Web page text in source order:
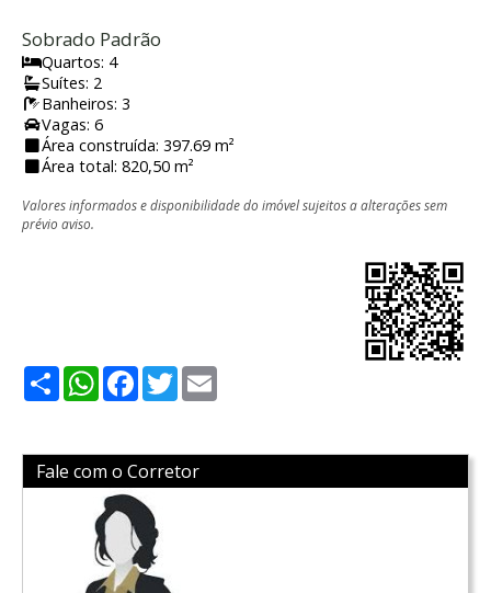
Sobrado Padrão
Quartos: 4
Suítes: 2
Banheiros: 3
Vagas: 6
Área construída: 397.69 m²
Área total: 820,50 m²
Valores informados e disponibilidade do imóvel sujeitos a alterações sem
prévio aviso.
ShareWhatsApp
Facebook
Twitter
Fale com o Corretor